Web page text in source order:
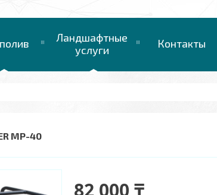
Ландшафтные
услуги
Контакты
MP-40
82 000 ₸